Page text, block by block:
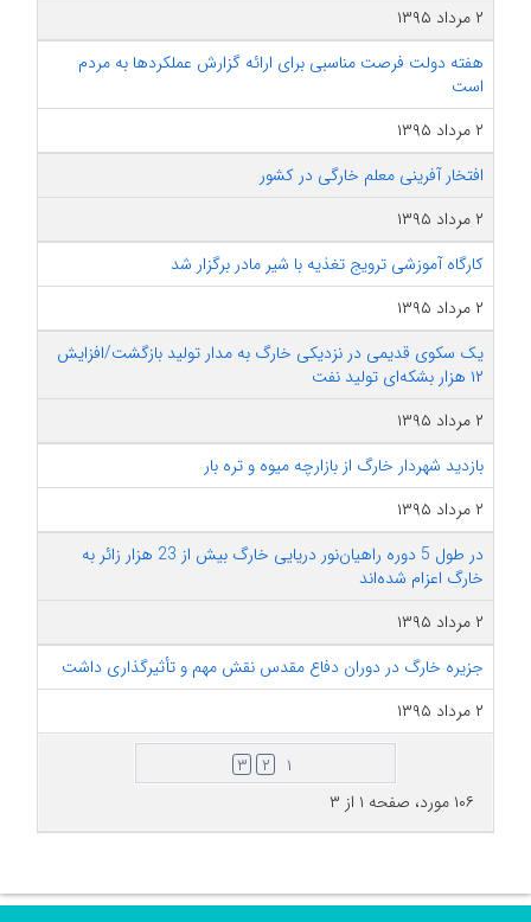
۲ مرداد ۱۳۹۵
هفته دولت فرصت مناسبی برای ارائه گزارش عملکردها به مردم
است
۲ مرداد ۱۳۹۵
افتخار آفرینی معلم خارگی در کشور
۲ مرداد ۱۳۹۵
کارگاه آموزشی ترویج تغذیه با شیر مادر برگزار شد
۲ مرداد ۱۳۹۵
یک سکوی قدیمی در نزدیکی خارگ به مدار تولید بازگشت/افزایش
۱۲ هزار بشکه‌ای تولید نفت
۲ مرداد ۱۳۹۵
بازدید شهردار خارگ از بازارچه میوه و تره بار
۲ مرداد ۱۳۹۵
در طول 5 دوره راهیان‌نور دریایی خارگ بیش از 23 هزار زائر به
خارگ اعزام شده‌اند
۲ مرداد ۱۳۹۵
جزیره خارگ در دوران دفاع مقدس نقش مهم و تأثیرگذاری داشت
۲ مرداد ۱۳۹۵
۱ ۲
۳
۱۰۶ مورد، صفحه ۱ از ۳